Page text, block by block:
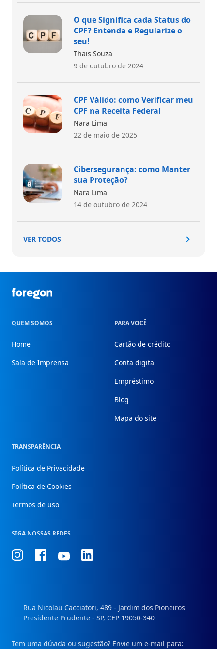
O que Significa cada Status do
CPF? Entenda e Regularize o
seu!
Thais Souza
9 de outubro de 2024
CPF Válido: como Verificar meu
CPF na Receita Federal
Nara Lima
22 de maio de 2025
Cibersegurança: como Manter
sua Proteção?
Nara Lima
14 de outubro de 2024
VER TODOS
Foregon.com
QUEM SOMOS
Home
Sala de Imprensa
PARA VOCÊ
Cartão de crédito
Conta digital
Empréstimo
Blog
Mapa do site
TRANSPARÊNCIA
Política de Privacidade
Política de Cookies
Termos de uso
SIGA NOSSAS REDES
ConheçaConheçaConheçaConheça
Rua Nicolau Cacciatori, 489 - Jardim dos Pioneiros
Presidente Prudente - SP, CEP 19050-340
Tem uma dúvida ou sugestão? Envie um e-mail para: